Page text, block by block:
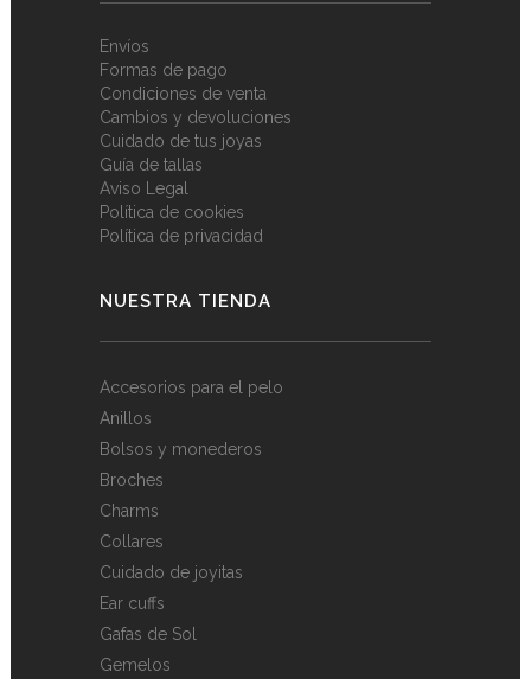
Envíos
Formas de pago
Condiciones de venta
Cambios y devoluciones
Cuidado de tus joyas
Guía de tallas
Aviso Legal
Política de cookies
Política de privacidad
NUESTRA TIENDA
Accesorios para el pelo
Anillos
Bolsos y monederos
Broches
Charms
Collares
Cuidado de joyitas
Ear cuffs
Gafas de Sol
Gemelos